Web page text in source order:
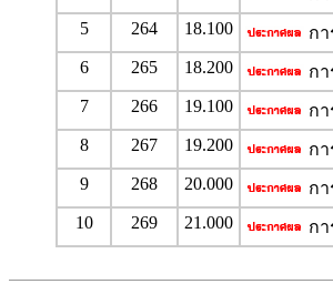
5
264 18.100
ก
6
265 18.200
ก
7
266 19.100
ก
8
267 19.200
ก
9
268 20.000
ก
10
269 21.000 ก